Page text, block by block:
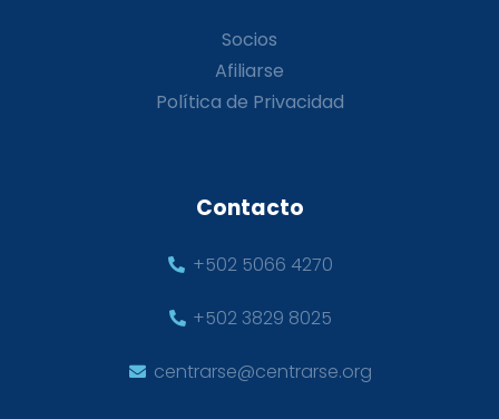
Socios
Afiliarse
Política de Privacidad
Contacto
+502 5066 4270
+502 3829 8025
centrarse@centrarse.org